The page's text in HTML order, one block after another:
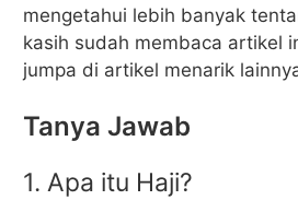
mengetahui lebih banyak
kasih sudah membaca artikel
jumpa di artikel menarik
Tanya Jawab
1. Apa itu Haji?